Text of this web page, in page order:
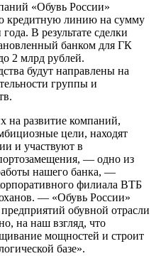
«Обувь России»
кредитную линию на сумму
В результате сделки
банком для ГК
2 млрд рублей.
будут направлены на
группы и
на развитие компаний,
цели, находят
и участвуют в
— одно из
нашего банка, —
филиала ВТБ
— «Обувь России»
обувной отрасли
на наш взгляд, что
мощностей и строит
базе».